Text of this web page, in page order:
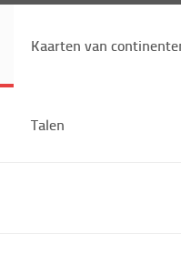
Kaarten van
Talen